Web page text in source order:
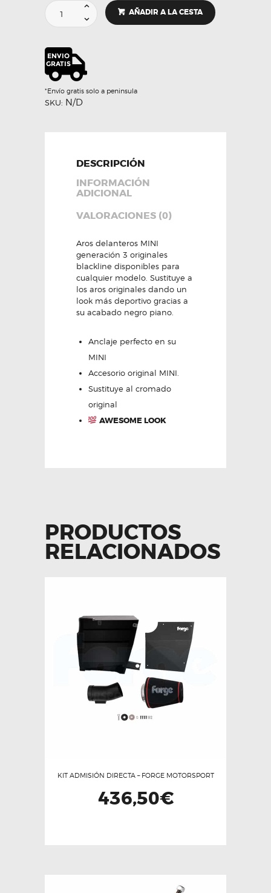
AROS
DELANTEROS
MINI
GEN
3
cantidad
AÑADIR A LA CESTA
*Envío gratis solo a peninsula
SKU: N/D
DESCRIPCIÓN
INFORMACIÓN
ADICIONAL
VALORACIONES (0)
Aros delanteros MINI
generación 3 originales
blackline disponibles para
cualquier modelo. Sustituye a
los aros originales dando un
look más deportivo gracias a
su acabado negro piano.
Anclaje perfecto en su
MINI
Accesorio original MINI.
Sustituye al cromado
original
AWESOME LOOK
PRODUCTOS
RELACIONADOS
KIT ADMISIÓN DIRECTA – FORGE MOTORSPORT
436,50€